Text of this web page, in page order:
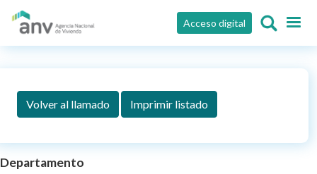
Pasar al contenido principal
Acceso digital
Volver al llamado Imprimir listado
Departamento